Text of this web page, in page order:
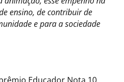
ensino, de contribuir de
e para a sociedade